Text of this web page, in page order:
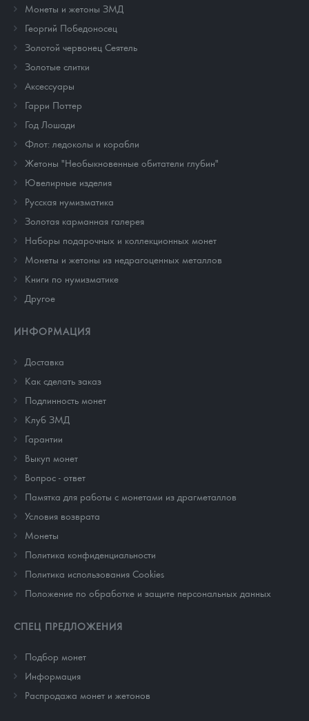
Монеты и жетоны ЗМД
Георгий Победоносец
Золотой червонец Сеятель
Золотые слитки
Аксессуары
Гарри Поттер
Год Лошади
Флот: ледоколы и корабли
Жетоны "Необыкновенные обитатели глубин"
Ювелирные изделия
Русская нумизматика
Золотая карманная галерея
Наборы подарочных и коллекционных монет
Монеты и жетоны из недрагоценных металлов
Книги по нумизматике
Другое
ИНФОРМАЦИЯ
Доставка
Как сделать заказ
Подлинность монет
Клуб ЗМД
Гарантии
Выкуп монет
Вопрос - ответ
Памятка для работы с монетами из драгметаллов
Условия возврата
Монеты
Политика конфиденциальности
Политика использования Cookies
Положение по обработке и защите персональных данных
СПЕЦ ПРЕДЛОЖЕНИЯ
Подбор монет
Информация
Распродажа монет и жетонов